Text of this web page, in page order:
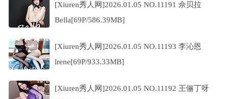
[Xiuren秀人网]2026.01.05 NO.11191 佘贝拉
Bella[69P/586.39MB]
[Xiuren秀人网]2026.01.05 NO.11193 李沁恩
lrene[69P/933.33MB]
[Xiuren秀人网]2026.01.05 NO.11192 王俪丁呀